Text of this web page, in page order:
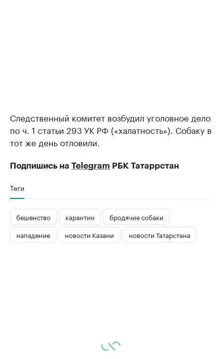
Следственный комитет возбудил уголовное дело
по ч. 1 статьи 293 УК РФ («халатность»). Собаку в
тот же день отловили.
Подпишись на Telegram РБК Татаррстан
Теги
бешенство карантин
бродячие собаки
нападение
новости Казани новости Татарстана